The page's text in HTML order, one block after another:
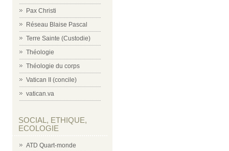
Pax Christi
Réseau Blaise Pascal
Terre Sainte (Custodie)
Théologie
Théologie du corps
Vatican II (concile)
vatican.va
SOCIAL, ETHIQUE,
ECOLOGIE
ATD Quart-monde